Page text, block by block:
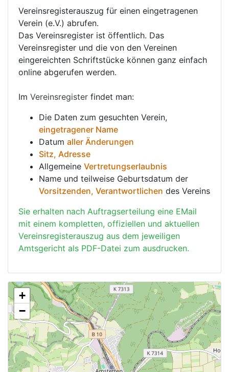
Vereinsregisterauszug für einen eingetragenen
Verein (e.V.) abrufen.
Das Vereinsregister ist öffentlich. Das
Vereinsregister und die von den Vereinen
eingereichten Schriftstücke können ganz einfach
online abgerufen werden.
Im Vereinsregister findet man:
Die Daten zum gesuchten Verein,
eingetragener Name
Datum aller Änderungen
Sitz, Adresse
Allgemeine Vertretungserlaubnis
Name und teilweise Geburtsdatum der
Vorsitzenden, Verantwortlichen des Vereins
Sie erhalten nach Auftragserteilung eine EMail
mit einem kompletten, offiziellen und aktuellen
Vereinsregisterauszug aus dem jeweiligen
Amtsgericht als PDF-Datei zum ausdrucken.
+
−